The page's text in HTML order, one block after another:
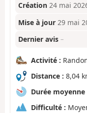
Création 24 mai
Mise à jour 29 mai
Dernier avis –
Activité :
Distance : 8,04
Durée moyenne
Difficulté :